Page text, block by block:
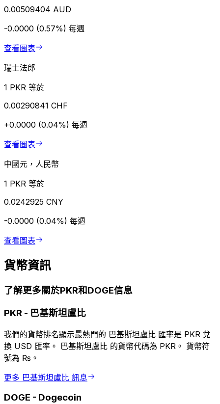
0.00509404 AUD
-0.0000 (0.57%) 每週
查看圖表
瑞士法郎
1 PKR 等於
0.00290841 CHF
+0.0000 (0.04%) 每週
查看圖表
中國元，人民幣
1 PKR 等於
0.0242925 CNY
-0.0000 (0.04%) 每週
查看圖表
貨幣資訊
了解更多關於PKR和DOGE信息
PKR - 巴基斯坦盧比
我們的貨幣排名顯示最熱門的 巴基斯坦盧比 匯率是 PKR 兌
換 USD 匯率。 巴基斯坦盧比 的貨幣代碼為 PKR。 貨幣符
號為 ₨。
更多 巴基斯坦盧比 訊息
DOGE - Dogecoin